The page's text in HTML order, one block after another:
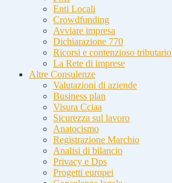
Enti Locali
Crowdfunding
Avviare impresa
Dichiarazione 770
Ricorsi e contenzioso tributario
La Rete di imprese
Altre Consulenze
Valutazioni di aziende
Business plan
Visura Cciaa
Sicurezza sul lavoro
Anatocismo
Registrazione Marchio
Analisi di bilancio
Privacy e Dps
Progetti europei